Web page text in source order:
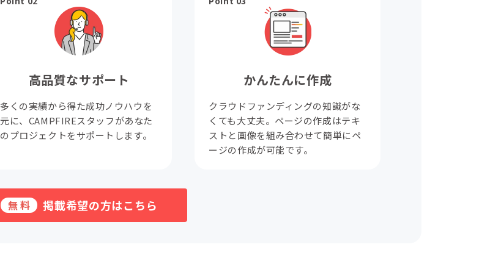
高品質なサポート
多くの実績から得た成功ノウハウを
元に、CAMPFIREスタッフがあなた
のプロジェクトをサポートします。
かんたんに作成
クラウドファンディングの知識がな
くても大丈夫。ページの作成はテキ
ストと画像を組み合わせて簡単にペ
ージの作成が可能です。
無料 掲載希望の方はこちら